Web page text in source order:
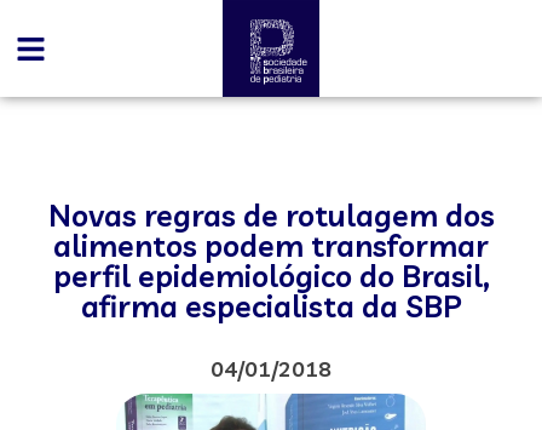
Novas regras de rotulagem dos
alimentos podem transformar
perfil epidemiológico do Brasil,
afirma especialista da SBP
04/01/2018